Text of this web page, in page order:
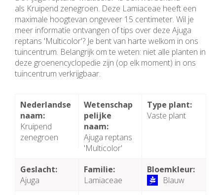
als Kruipend zenegroen. Deze Lamiaceae heeft een
maximale hoogtevan ongeveer 15 centimeter. Wil je
meer informatie ontvangen of tips over deze Ajuga
reptans 'Multicolor'? Je bent van harte welkom in ons
tuincentrum. Belangrijk om te weten: niet alle planten in
deze groenencyclopedie zijn (op elk moment) in ons
tuincentrum verkrijgbaar.
Nederlandse
naam:
Kruipend
zenegroen
Wetenschap
pelijke
naam:
Ajuga reptans
'Multicolor'
Type plant:
Vaste plant
Geslacht:
Ajuga
Familie:
Lamiaceae
Bloemkleur:
Blauw